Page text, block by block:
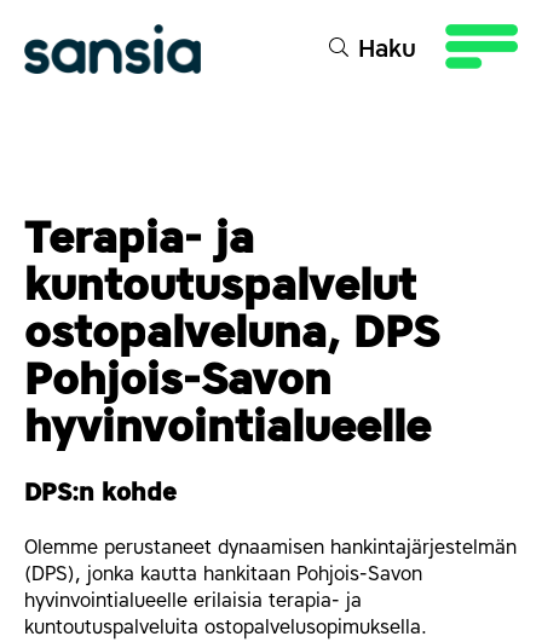
Haku
Terapia- ja
kuntoutuspalvelut
ostopalveluna, DPS
Pohjois-Savon
hyvinvointialueelle
DPS:n kohde
Olemme perustaneet dynaamisen hankintajärjestelmän
(DPS), jonka kautta hankitaan Pohjois-Savon
hyvinvointialueelle erilaisia terapia- ja
kuntoutuspalveluita ostopalvelusopimuksella.